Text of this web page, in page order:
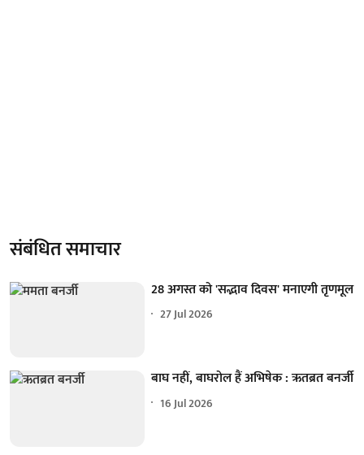
संबंधित समाचार
28 अगस्त को 'सद्भाव दिवस' मनाएगी तृणमूल
27 Jul 2026
बाघ नहीं, बाघरोल हैं अभिषेक : ऋतब्रत बनर्जी
16 Jul 2026